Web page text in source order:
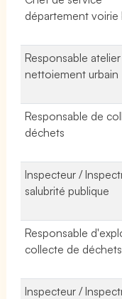
département voirie
Responsable atelier
nettoiement urbain
Responsable de
déchets
Inspecteur /
salubrité publique
Responsable
collecte de déchets
Inspecteur /